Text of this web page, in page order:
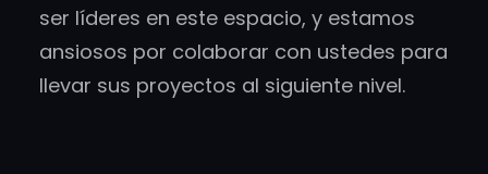
ser líderes en este espacio, y estamos
ansiosos por colaborar con ustedes para
llevar sus proyectos al siguiente nivel.